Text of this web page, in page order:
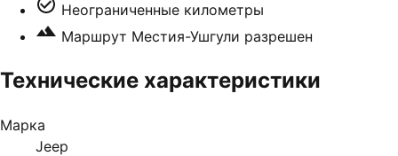
Неограниченные километры
Маршрут Местия-Ушгули разрешен
Технические характеристики
Марка
Jeep